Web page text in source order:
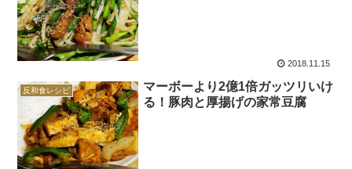
2018.11.15
反和食レシピ
マーボーより2億1倍ガッツリいけ
る！豚肉と厚揚げの家常豆腐